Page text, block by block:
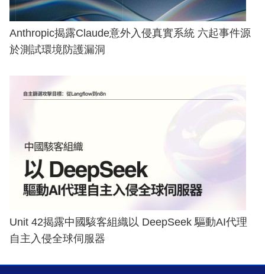
Anthropic揭露Claude意外入侵真實系統 六起事件源
於測試環境防護漏洞
Unit 42揭露中國駭客組織以 DeepSeek 驅動AI代理
自主入侵全球伺服器